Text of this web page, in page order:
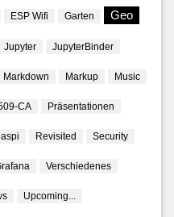
ESP Wifi Garten Geo
Jupyter JupyterBinder
Markdown Markup Music
CA Präsentationen
Revisited Security
Verschiedenes
Upcoming...